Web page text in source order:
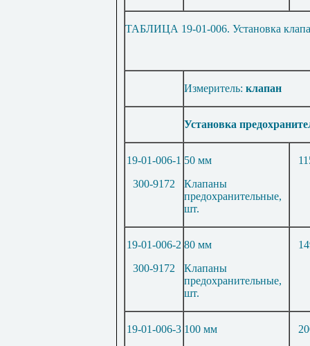
ТАБЛИЦА 19-01-006. Установка
Измеритель: клапан
Установка
19-01-006-1
300-9172
50 мм
Клапаны
предохранительные,
шт.
19-01-006-2
300-9172
80 мм
Клапаны
предохранительные,
шт.
19-01-006-3 100 мм